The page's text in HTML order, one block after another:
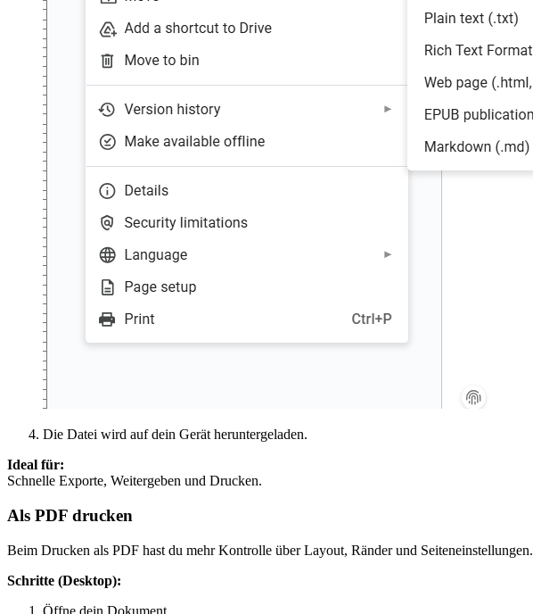
Die Datei wird auf dein Gerät heruntergeladen.
Ideal für:
Schnelle Exporte, Weitergeben und Drucken.
Als PDF drucken
Beim Drucken als PDF hast du mehr Kontrolle über Layout, Ränder und Seiteneinstellungen.
Schritte (Desktop):
Öffne dein Dokument.